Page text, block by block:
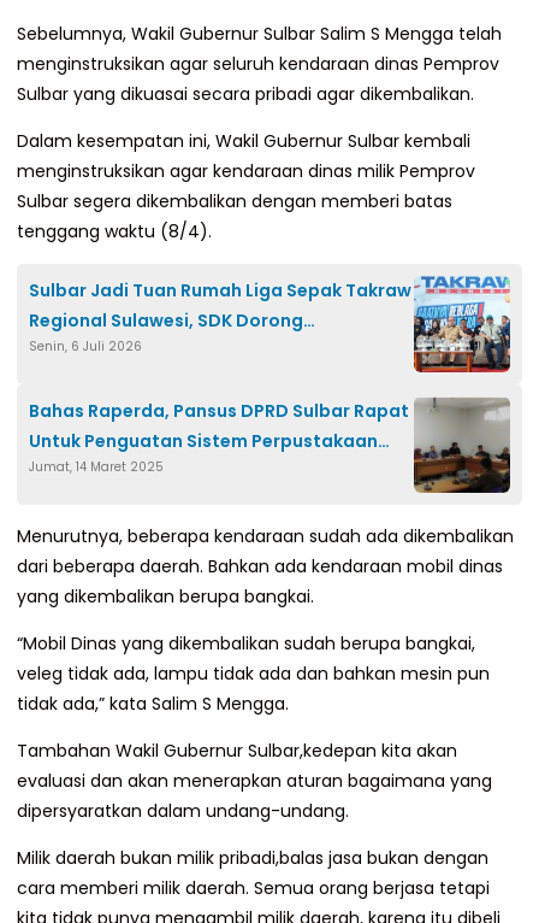
Sebelumnya, Wakil Gubernur Sulbar Salim S Mengga telah
menginstruksikan agar seluruh kendaraan dinas Pemprov
Sulbar yang dikuasai secara pribadi agar dikembalikan.
Dalam kesempatan ini, Wakil Gubernur Sulbar kembali
menginstruksikan agar kendaraan dinas milik Pemprov
Sulbar segera dikembalikan dengan memberi batas
tenggang waktu (8/4).
Sulbar Jadi Tuan Rumah Liga Sepak Takraw
Regional Sulawesi, SDK Dorong
Kebangkitan Prestasi
Senin, 6 Juli 2026
Bahas Raperda, Pansus DPRD Sulbar Rapat
Untuk Penguatan Sistem Perpustakaan
Sulbar
Jumat, 14 Maret 2025
Menurutnya, beberapa kendaraan sudah ada dikembalikan
dari beberapa daerah. Bahkan ada kendaraan mobil dinas
yang dikembalikan berupa bangkai.
“Mobil Dinas yang dikembalikan sudah berupa bangkai,
veleg tidak ada, lampu tidak ada dan bahkan mesin pun
tidak ada,” kata Salim S Mengga.
Tambahan Wakil Gubernur Sulbar,kedepan kita akan
evaluasi dan akan menerapkan aturan bagaimana yang
dipersyaratkan dalam undang-undang.
Milik daerah bukan milik pribadi,balas jasa bukan dengan
cara memberi milik daerah. Semua orang berjasa tetapi
kita tidak punya mengambil milik daerah, karena itu dibeli